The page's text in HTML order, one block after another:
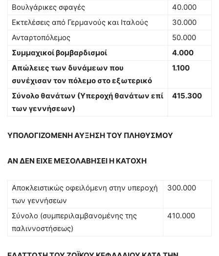
Βουλγάρικες σφαγές
40.000
Εκτελέσεις από Γερμανούς και Ιταλούς
30.000
Ανταρτοπόλεμος
50.000
Συμμαχικοί βομβαρδισμοί
4.000
Απώλειες των δυνάμεων που
συνέχισαν τον πόλεμο στο εξωτερικό
1.100
Σύνολο θανάτων (Υπεροχή θανάτων επί
των γεννήσεων)
415.300
ΥΠΟΛΟΓΙΖΟΜΕΝΗ ΑΥΞΗΣΗ ΤΟΥ ΠΛΗΘΥΣΜΟΥ
ΑΝ ΔΕΝ ΕΙΧΕ ΜΕΣΟΛΑΒΗΣΕΙ Η ΚΑΤΟΧΗ
Αποκλειστικώς οφειλόμενη στην υπεροχή
των γεννήσεων
300.000
Σύνολο (συμπεριλαμβανομένης της
παλιννοστήσεως)
410.000